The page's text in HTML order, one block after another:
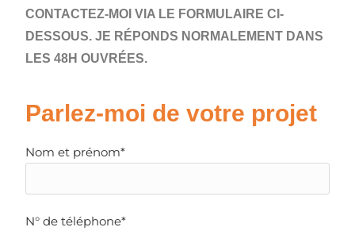
CONTACTEZ-MOI VIA LE FORMULAIRE CI-
DESSOUS. JE RÉPONDS NORMALEMENT DANS
LES 48H OUVRÉES.
Parlez-moi de votre projet
Nom et prénom*
N° de téléphone*